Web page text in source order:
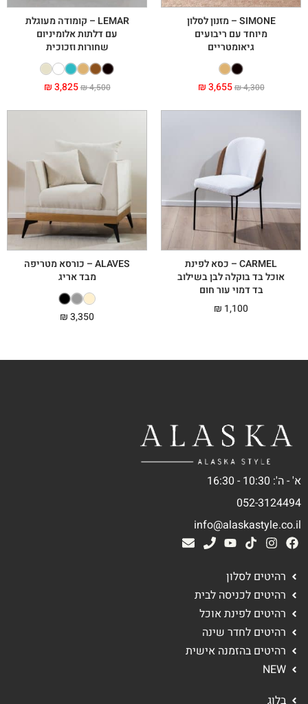
SIMONE – מזנון לסלון
מיוחד עם ריבועים
גיאומטריים
₪4,300
₪3,655
LEMAR – קומודה מעוגלת
עם דלתות אלומיניום
שחורות וזכוכית
₪4,500
₪3,825
CARMEL – כסא לפינת
אוכל בד בוקלה לבן בשילוב
בד דמוי עור חום
₪ 1,100
ALAVES – כורסא מטריפה
מבד אריג
₪3,350
א' - ה': 10:30 - 16:30
052-3124494
info@alaskastyle.co.il
רהיטים לסלון
רהיטים לכניסה לבית
רהיטים לפינת אוכל
רהיטים לחדר שינה
רהיטים בהזמנה אישית
NEW
בלוג